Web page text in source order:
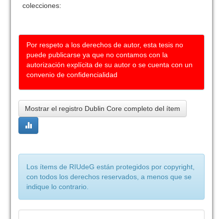
colecciones:
Por respeto a los derechos de autor, esta tesis no
puede publicarse ya que no contamos con la
autorización explícita de su autor o se cuenta con un
convenio de confidencialidad
Mostrar el registro Dublin Core completo del ítem
Los ítems de RIUdeG están protegidos por copyright,
con todos los derechos reservados, a menos que se
indique lo contrario.